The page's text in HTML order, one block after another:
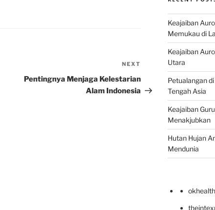
Post
NEXT
Pentingnya Menjaga Kelestarian
Alam Indonesia
Keajaiban
Memukau di
Keajaiban
Utara
Petualangan
Tengah Asia
Keajaiban
Menakjubkan
Hutan Hujan
Mendunia